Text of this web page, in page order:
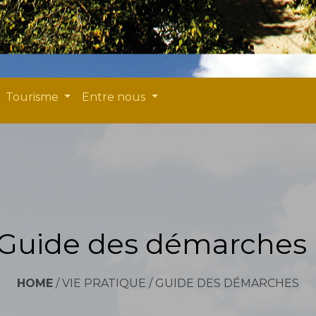
Tourisme Entre nous
des démarches
HOME / VIE PRATIQUE / GUIDE DES DÉMARCHES